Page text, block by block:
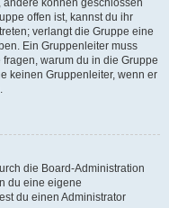
können geschlossen
offen ist, kannst du ihr
verlangt die Gruppe eine
Ein Gruppenleiter muss
warum du in die Gruppe
keinen Gruppenleiter, wenn er
die Board-Administration
du eine eigene
du einen Administrator